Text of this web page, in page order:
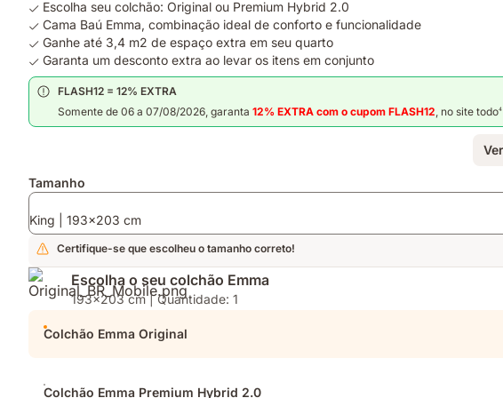
Escolha seu colchão: Original ou Premium Hybrid 2.0
Cama Baú Emma, combinação ideal de conforto e funcionalidade
Ganhe até 3,4 m2 de espaço extra em seu quarto
Garanta um desconto extra ao levar os itens em conjunto
FLASH12 = 12% EXTRA
Somente de 06 a 07/08/2026, garanta 12% EXTRA com o cupom FLASH12, no site todo4
Complementos
Tamanho
King | 193x203 cm
Certifique-se que escolheu o tamanho correto!
Escolha o seu colchão Emma
193x203 cm | Quantidade: 1
Colchão Emma Original
Colchão Emma Premium Hybrid 2.0